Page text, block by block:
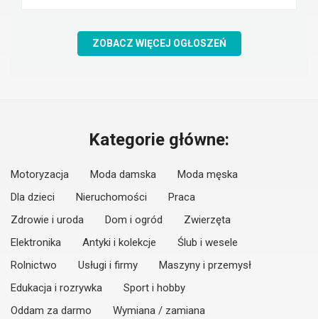
ZOBACZ WIĘCEJ OGŁOSZEŃ
Kategorie główne:
Motoryzacja Moda damska
Moda męska
Dla dzieci
Nieruchomości
Praca
Zdrowie i uroda
Dom i ogród
Zwierzęta
Elektronika
Antyki i kolekcje
Ślub i wesele
Rolnictwo
Usługi i firmy
Maszyny i przemysł
Edukacja i rozrywka
Sport i hobby
Oddam za darmo
Wymiana / zamiana